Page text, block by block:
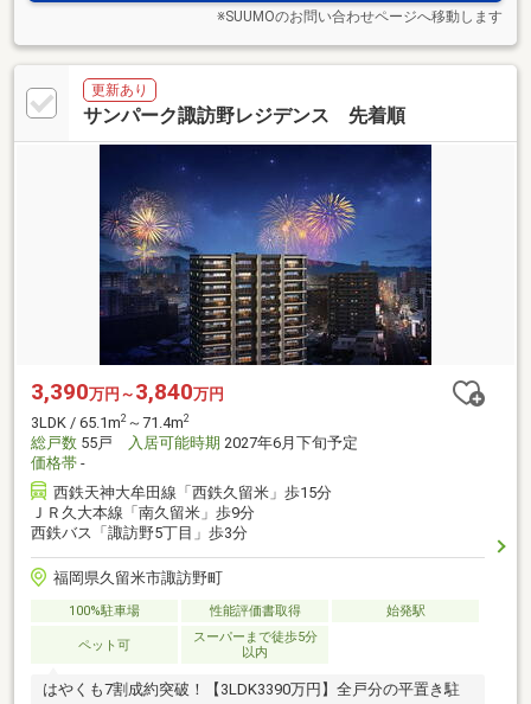
※SUUMOのお問い合わせページへ移動します
更新あり
サンパーク諏訪野レジデンス 先着順
3,390万円～ 3,840万円
3LDK / 65.1m2 ～71.4m2
総戸数 55戸 入居可能時期 2027年6月下旬予定
価格帯 -
西鉄天神大牟田線「西鉄久留米」歩15分
ＪＲ久大本線「南久留米」歩9分
西鉄バス「諏訪野5丁目」歩3分
福岡県久留米市諏訪野町
100%駐車場 性能評価書取得 始発駅
ペット可
スーパーまで徒歩5分
以内
はやくも7割成約突破！【3LDK3390万円】全戸分の平置き駐